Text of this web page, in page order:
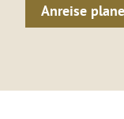
Anreise